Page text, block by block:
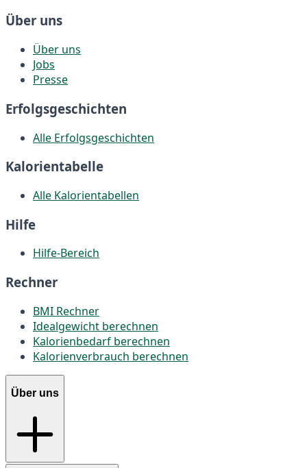
Über uns
Über uns
Jobs
Presse
Erfolgsgeschichten
Alle Erfolgsgeschichten
Kalorientabelle
Alle Kalorientabellen
Hilfe
Hilfe-Bereich
Rechner
BMI Rechner
Idealgewicht berechnen
Kalorienbedarf berechnen
Kalorienverbrauch berechnen
Über uns